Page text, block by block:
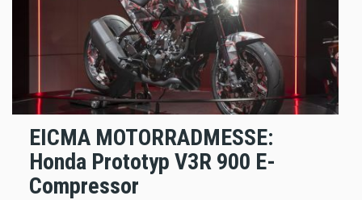
EICMA MOTORRADMESSE:
Honda Prototyp V3R 900 E-
Compressor